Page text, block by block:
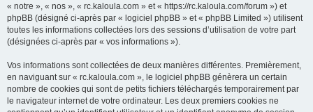
« notre », « nos », « rc.kaloula.com » et « https://rc.kaloula.com/forum ») et
phpBB (désigné ci-après par « logiciel phpBB » et « phpBB Limited ») utilisent
toutes les informations collectées lors des sessions d’utilisation de votre part
(désignées ci-après par « vos informations »).
Vos informations sont collectées de deux manières différentes. Premièrement,
en naviguant sur « rc.kaloula.com », le logiciel phpBB génèrera un certain
nombre de cookies qui sont de petits fichiers téléchargés temporairement par
le navigateur internet de votre ordinateur. Les deux premiers cookies ne